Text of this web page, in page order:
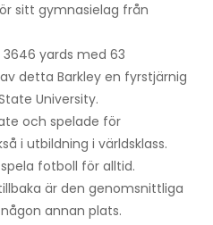
sitt gymnasielag från
yards med 63
detta Barkley en fyrstjärnig
University.
och spelade för
i utbildning i världsklass.
fotboll för alltid.
är den genomsnittliga
annan plats.